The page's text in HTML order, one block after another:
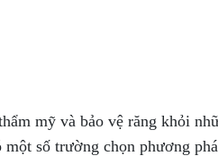
mỹ và bảo vệ răng khỏi
số trường chọn phương